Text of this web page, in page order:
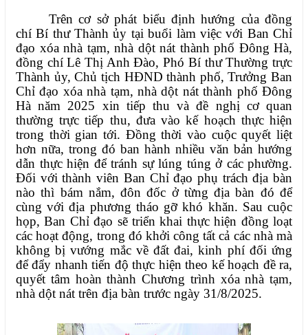
Trên cơ sở phát biểu định hướng của đồng
chí Bí thư Thành ủy tại buổi làm việc với Ban Chỉ
đạo xóa nhà tạm, nhà dột nát thành phố Đông Hà,
đồng chí Lê Thị Anh Đào, Phó Bí thư Thường trực
Thành ủy, Chủ tịch HĐND thành phố, Trưởng Ban
Chỉ đạo xóa nhà tạm, nhà dột nát thành phố Đông
Hà năm 2025 xin tiếp thu và đề nghị cơ quan
thường trực tiếp thu, đưa vào kế hoạch thực hiện
trong thời gian tới. Đồng thời vào cuộc quyết liệt
hơn nữa, trong đó ban hành nhiều văn bản hướng
dẫn thực hiện để tránh sự lúng túng ở các phường.
Đối với thành viên Ban Chỉ đạo phụ trách địa bàn
nào thì bám nắm, đôn đốc ở từng địa bàn đó để
cùng với địa phương tháo gỡ khó khăn. Sau cuộc
họp, Ban Chỉ đạo sẽ triển khai thực hiện đồng loạt
các hoạt động, trong đó khởi công tất cả các nhà mà
không bị vướng mắc về đất đai, kinh phí đối ứng
để đẩy nhanh tiến độ thực hiện theo kế hoạch đề ra,
quyết tâm hoàn thành Chương trình xóa nhà tạm,
nhà dột nát trên địa bàn trước ngày 31/8/2025.